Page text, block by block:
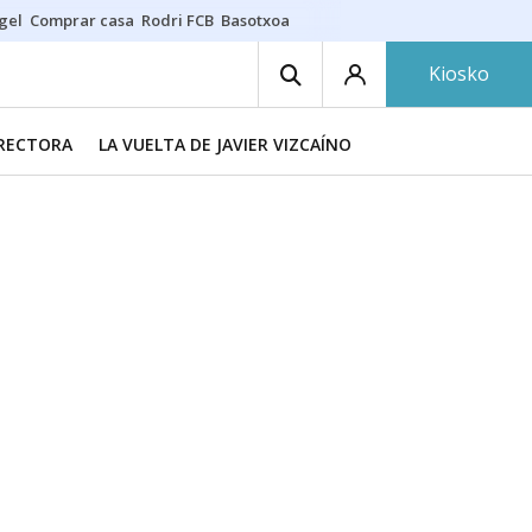
Comprar casa Rodri FCB Basotxoa
Kiosko
LA VUELTA DE JAVIER VIZCAÍNO